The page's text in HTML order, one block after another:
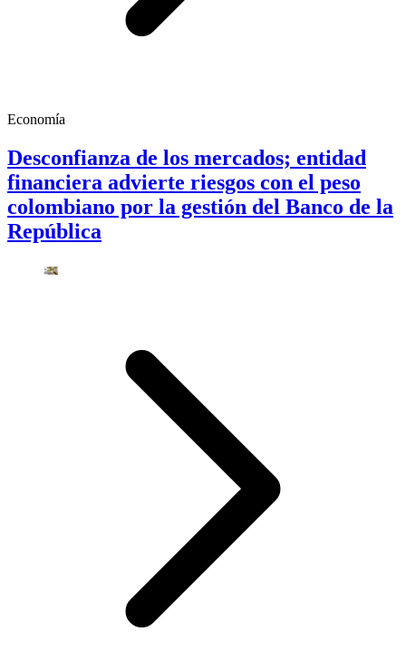
Economía
Desconfianza de los mercados; entidad
financiera advierte riesgos con el peso
colombiano por la gestión del Banco de la
República